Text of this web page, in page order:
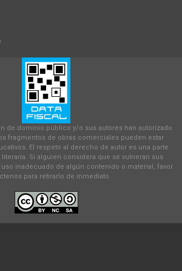
de dominio público y/o sus autores han autorizado
fragmentos de obras comerciales pueden estar
El respeto al derecho de autor es una parte
Si alguien considera que se vulneran sus
inadecuado de algún contenido o material, favor
para retirarlo de inmediato.